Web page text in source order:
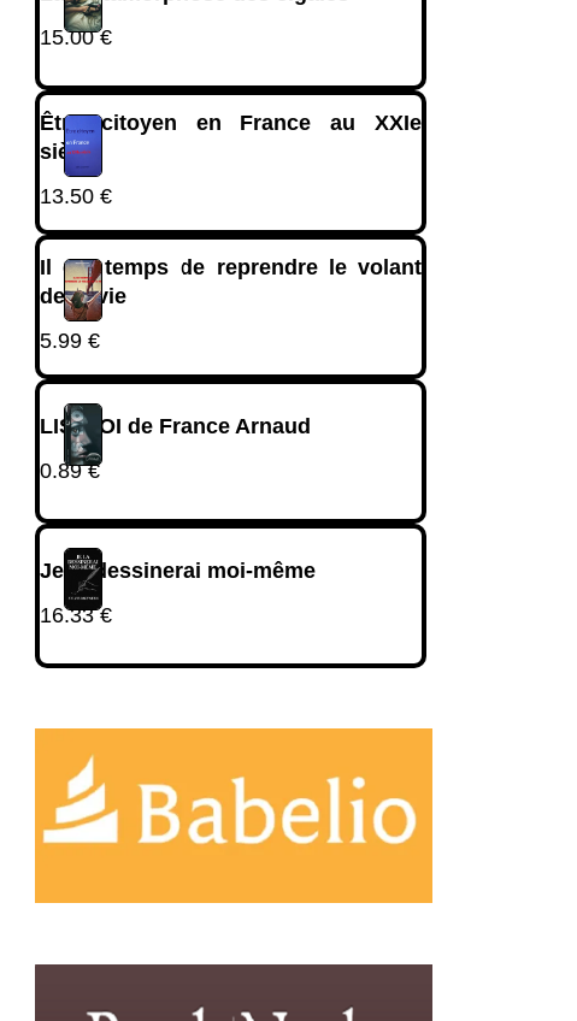
15.00€
Être citoyen en France au XXIe
siècle
13.50 €
Il est temps de reprendre le volant
de ta vie
5.99 €
LIS-MOI de France Arnaud
0.89€
Je la dessinerai moi-même
16.33€